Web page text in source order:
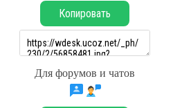
Копировать
Для форумов и чатов